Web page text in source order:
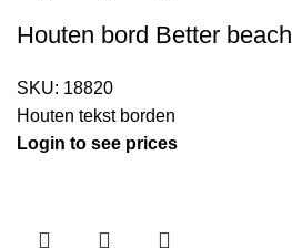
Houten bord Better beach
SKU: 18820
Houten tekst borden
Login to see prices